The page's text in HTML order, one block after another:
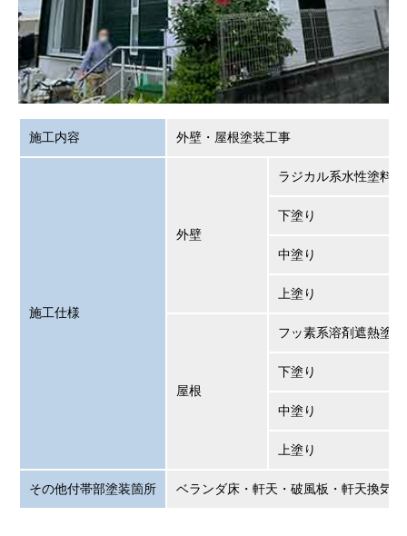
施工内容 外壁・屋根塗装工事
施工仕様
外壁
ラジカル系水性塗料
下塗り
中塗り
上塗り
屋根
フッ素系溶剤遮熱塗
下塗り
中塗り
上塗り
その他付帯部塗装箇所 ベランダ床・軒天・破風板・軒天換気